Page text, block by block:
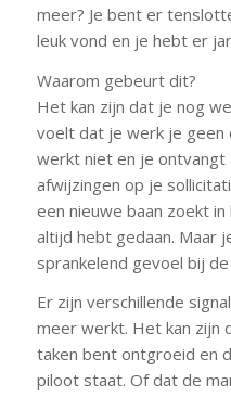
meer? Je bent er
leuk vond en je hebt er
Waarom gebeurt dit?
Het kan zijn dat je nog
voelt dat je werk je
werkt niet en je ontvangt
afwijzingen op je
een nieuwe baan zoekt
altijd hebt gedaan. Maar
sprankelend gevoel bij
Er zijn verschillende
meer werkt. Het kan zijn
taken bent ontgroeid en
piloot staat. Of dat de